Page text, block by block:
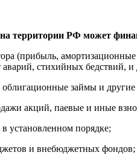
территории РФ может
(прибыль,
стихийных бедствий, и
займы и другие
акций, паевые и иные
установленном порядке;
и внебюджетных фондов;